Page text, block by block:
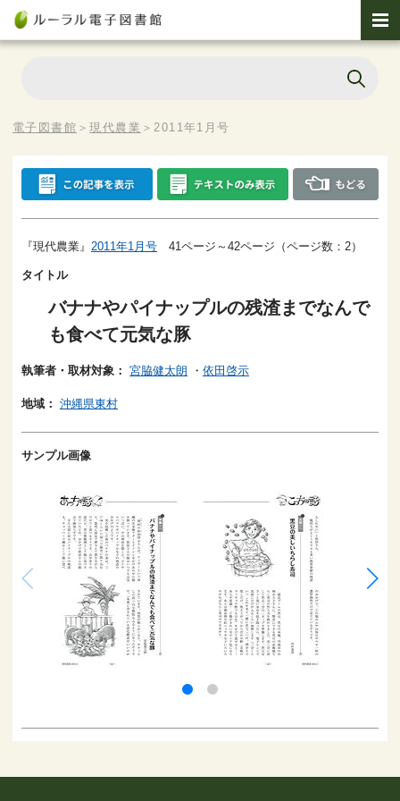
電子図書館 ＞現代農業 ＞2011年1月号
『現代農業』 2011年1月号 41ページ～42ページ（ページ数：2）
タイトル
バナナやパイナップルの残渣までなんで
も食べて元気な豚
執筆者・取材対象： 宮脇健太朗 ・ 依田啓示
地域： 沖縄県東村
サンプル画像